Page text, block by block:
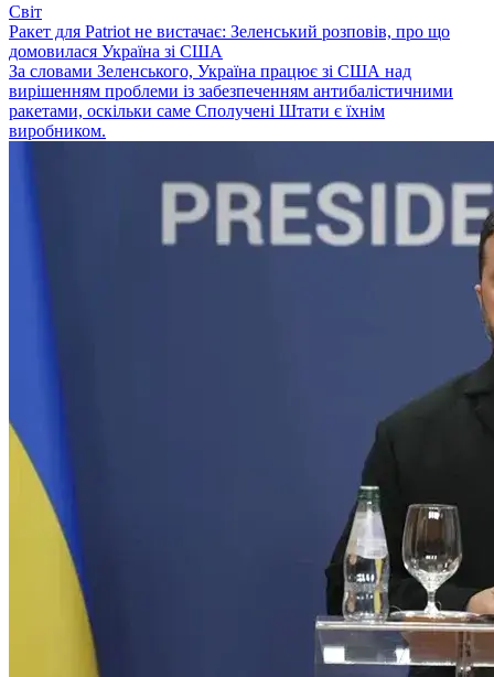
Світ
Ракет для Patriot не вистачає: Зеленський розповів, про що
домовилася Україна зі США
За словами Зеленського, Україна працює зі США над
вирішенням проблеми із забезпеченням антибалістичними
ракетами, оскільки саме Сполучені Штати є їхнім
виробником.